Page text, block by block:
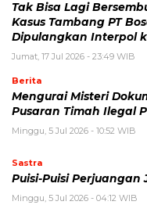
Tak Bisa Lagi
Kasus Tambang PT
Dipulangkan Interpol
Jumat, 17 Jul 2026 - 23:49 WIB
Berita
Mengurai Misteri
Pusaran Timah Ilegal
Minggu, 5 Jul 2026 - 10:52 WIB
Sastra
Puisi-Puisi Perjuangan
Minggu, 5 Jul 2026 - 04:12 WIB